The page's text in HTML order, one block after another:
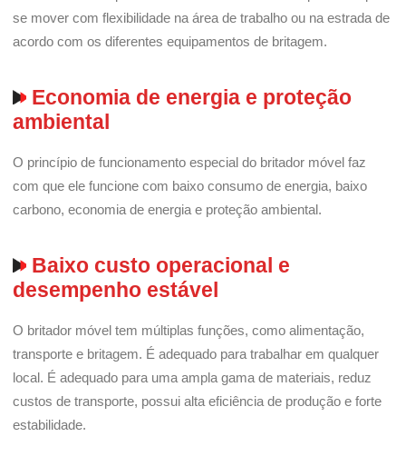
se mover com flexibilidade na área de trabalho ou na estrada de
acordo com os diferentes equipamentos de britagem.
Economia de energia e proteção
ambiental
O princípio de funcionamento especial do britador móvel faz
com que ele funcione com baixo consumo de energia, baixo
carbono, economia de energia e proteção ambiental.
Baixo custo operacional e
desempenho estável
O britador móvel tem múltiplas funções, como alimentação,
transporte e britagem. É adequado para trabalhar em qualquer
local. É adequado para uma ampla gama de materiais, reduz
custos de transporte, possui alta eficiência de produção e forte
estabilidade.